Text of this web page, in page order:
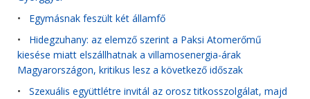
• Egymásnak feszült két államfő
• Hidegzuhany: az elemző szerint a Paksi Atomerőmű
kiesése miatt elszállhatnak a villamosenergia-árak
Magyarországon, kritikus lesz a következő időszak
• Szexuális együttlétre invitál az orosz titkosszolgálat, majd